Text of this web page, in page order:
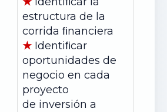
estructura de la
corrida ﬁnanciera
★ Identiﬁcar
oportunidades de
negocio en cada
proyecto
de inversión a